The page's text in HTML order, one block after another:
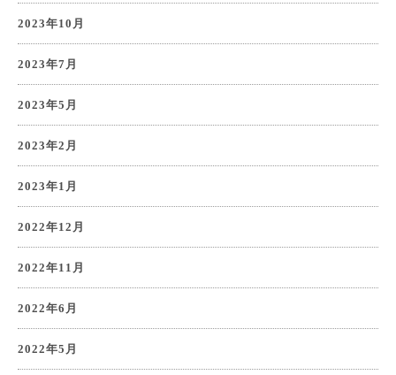
2023年10月
2023年7月
2023年5月
2023年2月
2023年1月
2022年12月
2022年11月
2022年6月
2022年5月